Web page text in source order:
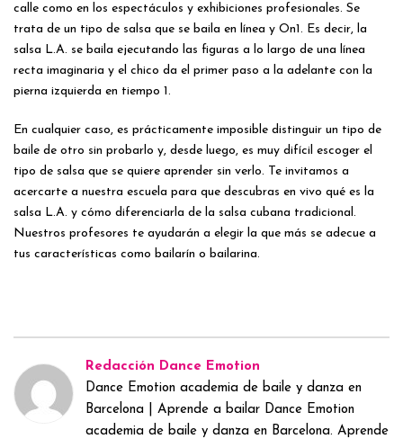
calle como en los espectáculos y exhibiciones profesionales. Se
trata de un tipo de salsa que se baila en línea y On1. Es decir, la
salsa L.A. se baila ejecutando las figuras a lo largo de una línea
recta imaginaria y el chico da el primer paso a la adelante con la
pierna izquierda en tiempo 1.
En cualquier caso, es prácticamente imposible distinguir un tipo de
baile de otro sin probarlo y, desde luego, es muy difícil escoger el
tipo de salsa que se quiere aprender sin verlo. Te invitamos a
acercarte a nuestra escuela para que descubras en vivo qué es la
salsa L.A. y cómo diferenciarla de la salsa cubana tradicional.
Nuestros profesores te ayudarán a elegir la que más se adecue a
tus características como bailarín o bailarina.
Redacción Dance Emotion
Dance Emotion academia de baile y danza en
Barcelona | Aprende a bailar Dance Emotion
academia de baile y danza en Barcelona. Aprende